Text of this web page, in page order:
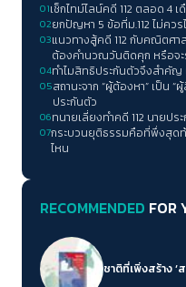
01เช็กไทม์ไลน์คดี 112 ตลอด 4
02ยกปัญหา 5 ข้อที่ม.112 ไม่ควร
03แนวทางสู้คดี 112 กับคณิตศา
ต้องคำนวณวันติดคุก หรือจะ
04ทำไมสิทธิประกันตัวจึงสำคัญ
05สถานะจาก “ผู้ต้องหา” เป็น “ผู้ลี้ภัยทาง
ประกันตัว
06ทนายเลี่ยงทำคดี 112 นายปร
07กระบวนยุติธรรมคือที่พึ่งสุดท้
ไหน
RECOMMENDED FOR
ชาติที่เพิ่งสร้าง ‘